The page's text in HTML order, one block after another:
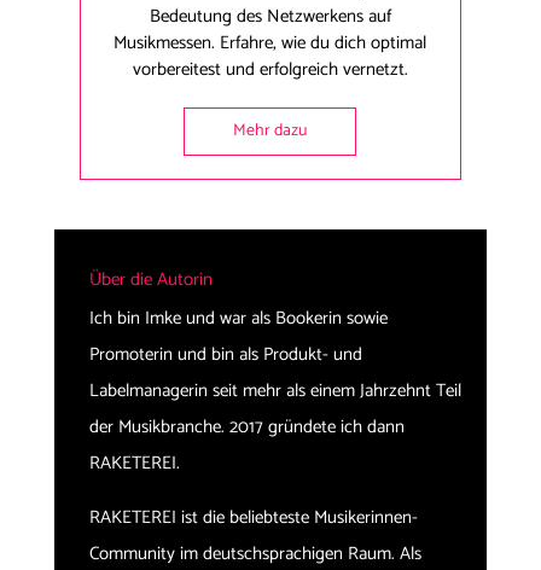
Bedeutung des Netzwerkens auf
Musikmessen. Erfahre, wie du dich optimal
vorbereitest und erfolgreich vernetzt.
Mehr dazu
Über die Autorin
Ich bin Imke und war als Bookerin sowie
Promoterin und bin als Produkt- und
Labelmanagerin seit mehr als einem Jahrzehnt Teil
der Musikbranche. 2017 gründete ich dann
RAKETEREI.
RAKETEREI ist die beliebteste Musikerinnen-
Community im deutschsprachigen Raum. Als